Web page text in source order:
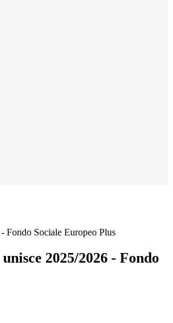
Fondo Sociale Europeo Plus
2025/2026 - Fondo